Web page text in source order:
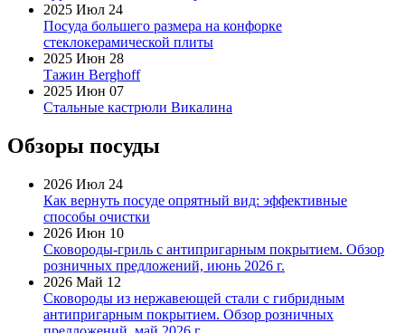
2025 Июл 24
Посуда большего размера на конфорке
стеклокерамической плиты
2025 Июн 28
Тажин Berghoff
2025 Июн 07
Стальные кастрюли Викалина
Обзоры посуды
2026 Июл 24
Как вернуть посуде опрятный вид: эффективные
способы очистки
2026 Июн 10
Сковороды-гриль с антипригарным покрытием. Обзор
розничных предложений, июнь 2026 г.
2026 Май 12
Сковороды из нержавеющей стали с гибридным
антипригарным покрытием. Обзор розничных